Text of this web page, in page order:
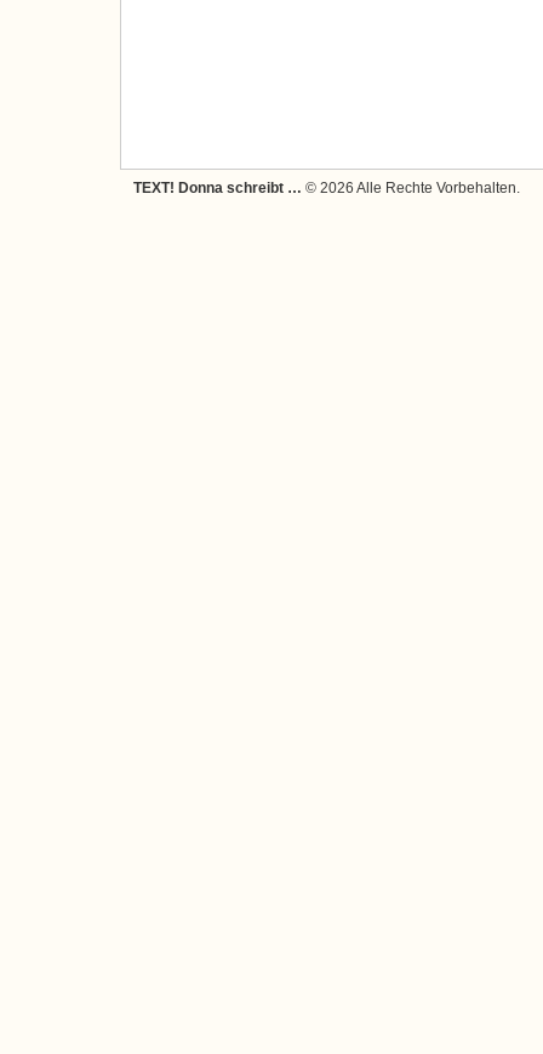
TEXT! Donna schreibt … © 2026 Alle Rechte Vorbehalten.